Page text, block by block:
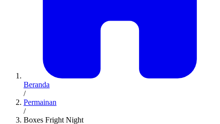
Beranda
/
Permainan
/
Boxes Fright Night